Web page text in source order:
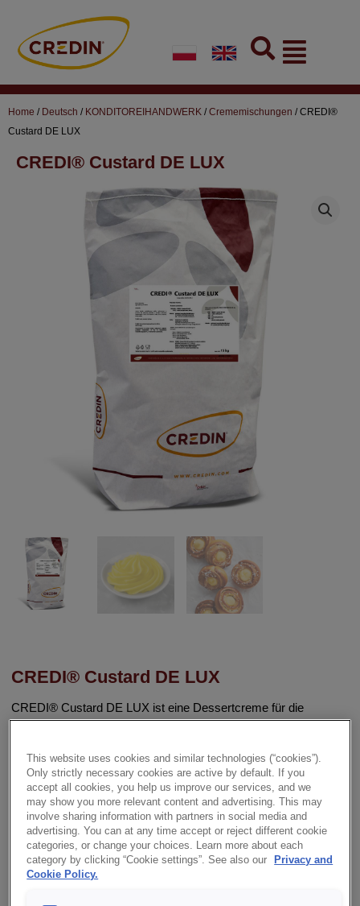
content
Flyout
Menu
Home / Deutsch / KONDITOREIHANDWERK /Crememischungen / CREDI®
Custard DE LUX
CREDI® Custard DE LUX
CREDI® Custard DE LUX
CREDI® Custard DE LUX ist eine Dessertcreme für die
✔ Für die Kaltzubereitung
✔ Backfähig
✔ RSPO MB
This website uses cookies and similar technologies (“cookies”).
Only strictly necessary cookies are active by default. If you
accept all cookies, you help us improve our services, and we
may show you more relevant content and advertising. This may
involve sharing information with partners in social media and
advertising. You can at any time accept or reject different cookie
categories, or change your choices. Learn more about each
category by clicking “Cookie settings”. See also our
Privacy and
Cookie Policy.